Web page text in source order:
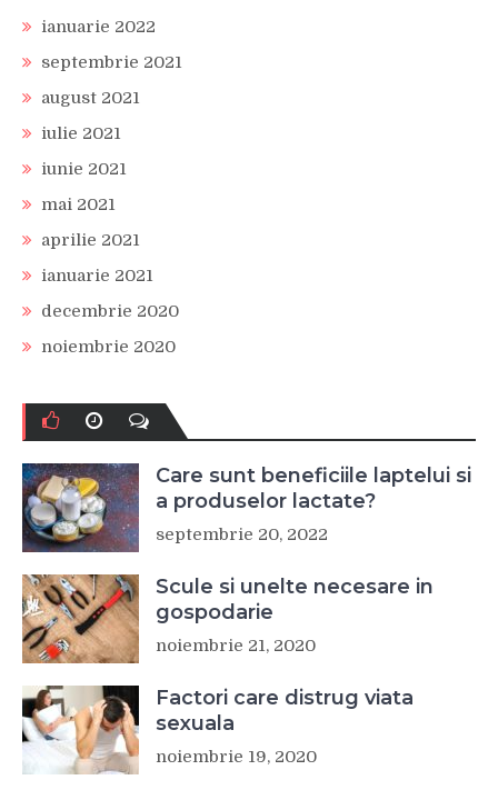
ianuarie 2022
septembrie 2021
august 2021
iulie 2021
iunie 2021
mai 2021
aprilie 2021
ianuarie 2021
decembrie 2020
noiembrie 2020
Care sunt beneficiile laptelui si
a produselor lactate?
septembrie 20, 2022
Scule si unelte necesare in
gospodarie
noiembrie 21, 2020
Factori care distrug viata
sexuala
noiembrie 19, 2020